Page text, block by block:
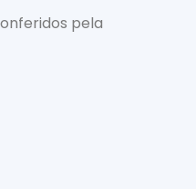
pela